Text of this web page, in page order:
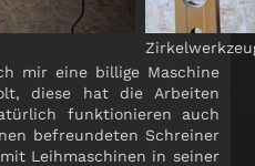
mir eine billige Maschine
diese hat die Arbeiten
funktionieren auch
befreundeten Schreiner
Leihmaschinen in seiner